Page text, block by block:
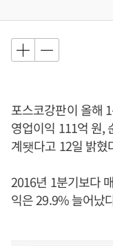
포스코강판이 올해
영업이익 111억 원,
계됏다고 12일 밝혔
2016년 1분기보다
익은 29.9% 늘어났